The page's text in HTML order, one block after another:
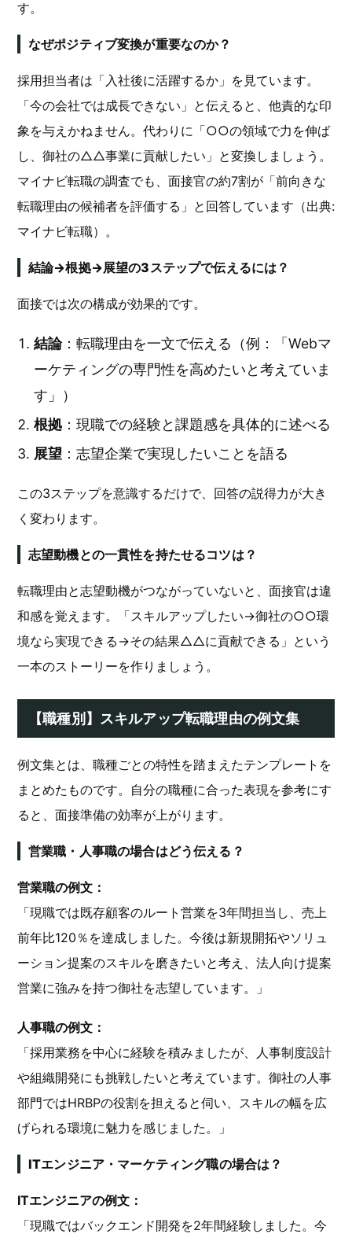
す。
なぜポジティブ変換が重要なのか？
採用担当者は「入社後に活躍するか」を見ています。
「今の会社では成長できない」と伝えると、他責的な印
象を与えかねません。代わりに「○○の領域で力を伸ば
し、御社の△△事業に貢献したい」と変換しましょう。
マイナビ転職の調査でも、面接官の約7割が「前向きな
転職理由の候補者を評価する」と回答しています（出典:
マイナビ転職）。
結論→根拠→展望の3ステップで伝えるには？
面接では次の構成が効果的です。
結論：転職理由を一文で伝える（例：「Webマ
ーケティングの専門性を高めたいと考えていま
す」）
根拠 ：現職での経験と課題感を具体的に述べる
展望 ：志望企業で実現したいことを語る
この3ステップを意識するだけで、回答の説得力が大き
く変わります。
志望動機との一貫性を持たせるコツは？
転職理由と志望動機がつながっていないと、面接官は違
和感を覚えます。「スキルアップしたい→御社の○○環
境なら実現できる→その結果△△に貢献できる」という
一本のストーリーを作りましょう。
【職種別】スキルアップ転職理由の例文集
例文集とは、職種ごとの特性を踏まえたテンプレートを
まとめたものです。自分の職種に合った表現を参考にす
ると、面接準備の効率が上がります。
営業職・人事職の場合はどう伝える？
営業職の例文：
「現職では既存顧客のルート営業を3年間担当し、売上
前年比120％を達成しました。今後は新規開拓やソリュ
ーション提案のスキルを磨きたいと考え、法人向け提案
営業に強みを持つ御社を志望しています。」
人事職の例文：
「採用業務を中心に経験を積みましたが、人事制度設計
や組織開発にも挑戦したいと考えています。御社の人事
部門ではHRBPの役割を担えると伺い、スキルの幅を広
げられる環境に魅力を感じました。」
ITエンジニア・マーケティング職の場合は？
ITエンジニアの例文：
「現職ではバックエンド開発を2年間経験しました。今